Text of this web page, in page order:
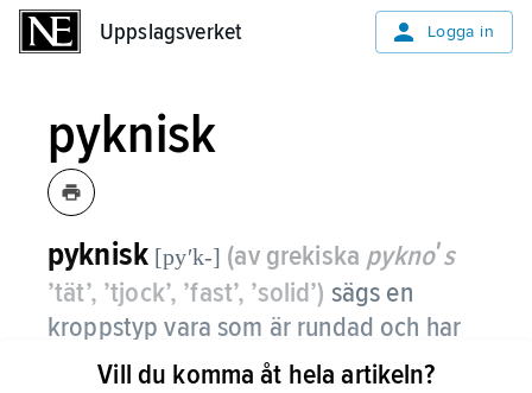
Uppslagsverket Logga in
pyknisk
pyknisk [pyʹk-] (av grekiska pyknoʹs
’tät’, ’tjock’, ’fast’, ’solid’) sägs en
kroppstyp vara som är rundad och har
jämförelsevis korta extremiteter och
Vill du komma åt hela artikeln?